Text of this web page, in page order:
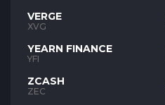
VERGE
XVG
YEARN FINANCE
YFI
ZCASH
ZEC